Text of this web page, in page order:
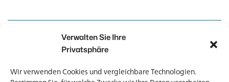
Verwalten Sie Ihre
Privatsphäre
Wir verwenden Cookies und vergleichbare Technologien.
Kontakt
Kontakt
Newsletter
Newsletter